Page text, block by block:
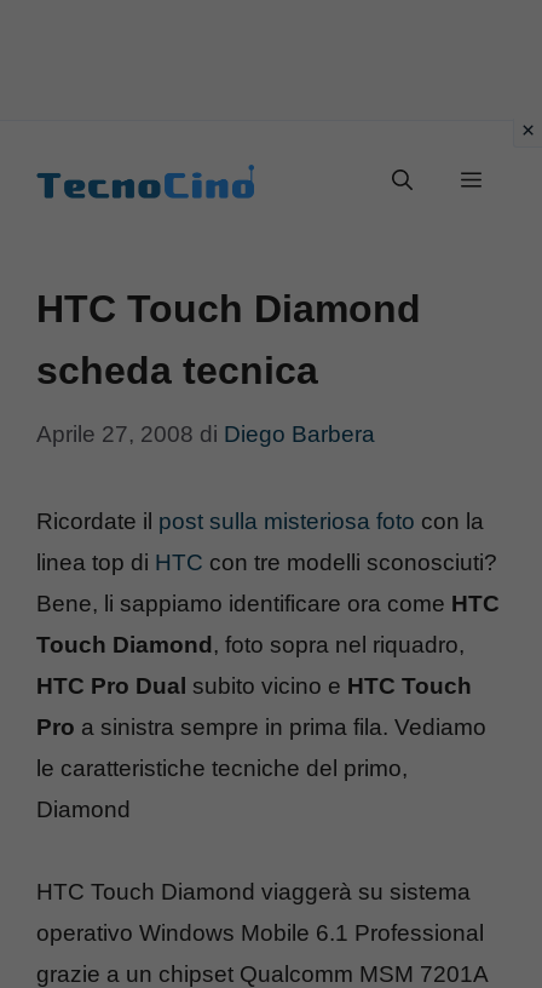
Menu
HTC Touch Diamond
scheda tecnica
Aprile 27, 2008 di Diego Barbera
Ricordate il post sulla misteriosa foto con la
linea top di HTC con tre modelli sconosciuti?
Bene, li sappiamo identificare ora come HTC
Touch Diamond, foto sopra nel riquadro,
HTC Pro Dual subito vicino e HTC Touch
Pro a sinistra sempre in prima fila. Vediamo
le caratteristiche tecniche del primo,
Diamond
HTC Touch Diamond viaggerà su sistema
operativo Windows Mobile 6.1 Professional
grazie a un chipset Qualcomm MSM 7201A